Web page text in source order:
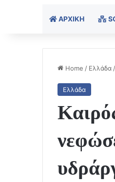
ΑΡΧΙΚΉ
Home / Ελλάδα /
Ελλάδα